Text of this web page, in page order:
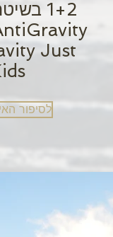
Just
לסיפור